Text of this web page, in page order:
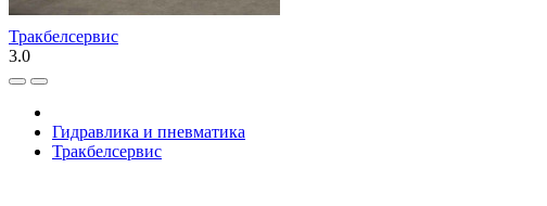
Тракбелсервис
3.0
Гидравлика и пневматика
Тракбелсервис